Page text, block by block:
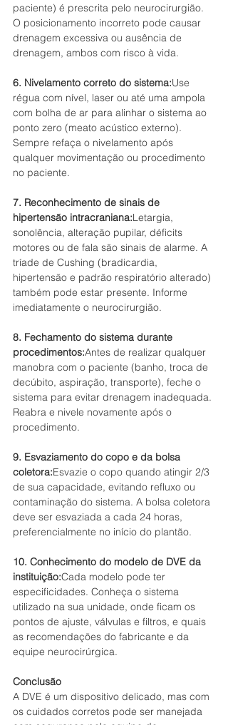
paciente) é prescrita pelo neurocirurgião.
O posicionamento incorreto pode causar
drenagem excessiva ou ausência de
drenagem, ambos com risco à vida.
6. Nivelamento correto do sistema:Use
régua com nível, laser ou até uma ampola
com bolha de ar para alinhar o sistema ao
ponto zero (meato acústico externo).
Sempre refaça o nivelamento após
qualquer movimentação ou procedimento
no paciente.
7. Reconhecimento de sinais de
hipertensão intracraniana:Letargia,
sonolência, alteração pupilar, déficits
motores ou de fala são sinais de alarme. A
tríade de Cushing (bradicardia,
hipertensão e padrão respiratório alterado)
também pode estar presente. Informe
imediatamente o neurocirurgião.
8. Fechamento do sistema durante
procedimentos:Antes de realizar qualquer
manobra com o paciente (banho, troca de
decúbito, aspiração, transporte), feche o
sistema para evitar drenagem inadequada.
Reabra e nivele novamente após o
procedimento.
9. Esvaziamento do copo e da bolsa
coletora:Esvazie o copo quando atingir 2/3
de sua capacidade, evitando refluxo ou
contaminação do sistema. A bolsa coletora
deve ser esvaziada a cada 24 horas,
preferencialmente no início do plantão.
10. Conhecimento do modelo de DVE da
instituição:Cada modelo pode ter
especificidades. Conheça o sistema
utilizado na sua unidade, onde ficam os
pontos de ajuste, válvulas e filtros, e quais
as recomendações do fabricante e da
equipe neurocirúrgica.
Conclusão
A DVE é um dispositivo delicado, mas com
os cuidados corretos pode ser manejada